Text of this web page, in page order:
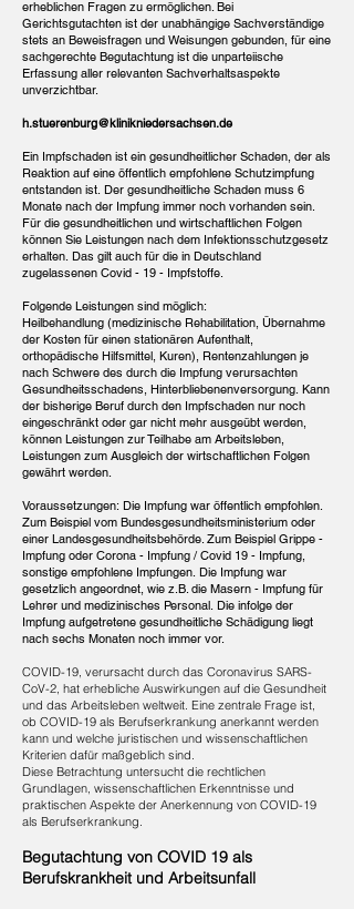
erheblichen Fragen zu ermöglichen. Bei
Gerichtsgutachten ist der unabhängige Sachverständige
stets an Beweisfragen und Weisungen gebunden, für eine
sachgerechte Begutachtung ist die unparteiische
Erfassung aller relevanten Sachverhaltsaspekte
unverzichtbar.
h.stuerenburg@klinikniedersachsen.de
Ein Impfschaden ist ein gesundheitlicher Schaden, der als
Reaktion auf eine öffentlich empfohlene Schutzimpfung
entstanden ist. Der gesundheitliche Schaden muss 6
Monate nach der Impfung immer noch vorhanden sein.
Für die gesundheitlichen und wirtschaftlichen Folgen
können Sie Leistungen nach dem Infektionsschutzgesetz
erhalten. Das gilt auch für die in Deutschland
zugelassenen Covid - 19 - Impfstoffe.
Folgende Leistungen sind möglich:
Heilbehandlung (medizinische Rehabilitation, Übernahme
der Kosten für einen stationären Aufenthalt,
orthopädische Hilfsmittel, Kuren), Rentenzahlungen je
nach Schwere des durch die Impfung verursachten
Gesundheitsschadens, Hinterbliebenenversorgung. Kann
der bisherige Beruf durch den Impfschaden nur noch
eingeschränkt oder gar nicht mehr ausgeübt werden,
können Leistungen zur Teilhabe am Arbeitsleben,
Leistungen zum Ausgleich der wirtschaftlichen Folgen
gewährt werden.
Voraussetzungen: Die Impfung war öffentlich empfohlen.
Zum Beispiel vom Bundesgesundheitsministerium oder
einer Landesgesundheitsbehörde. Zum Beispiel Grippe -
Impfung oder Corona - Impfung / Covid 19 - Impfung,
sonstige empfohlene Impfungen. Die Impfung war
gesetzlich angeordnet, wie z.B. die Masern - Impfung für
Lehrer und medizinisches Personal. Die infolge der
Impfung aufgetretene gesundheitliche Schädigung liegt
nach sechs Monaten noch immer vor.
COVID-19, verursacht durch das Coronavirus SARS-
CoV-2, hat erhebliche Auswirkungen auf die Gesundheit
und das Arbeitsleben weltweit. ​Eine zentrale Frage ist,
ob COVID-19 als Berufserkrankung anerkannt werden
kann und welche juristischen und wissenschaftlichen
Kriterien dafür maßgeblich sind.
Diese Betrachtung untersucht die rechtlichen
Grundlagen, wissenschaftlichen Erkenntnisse und
praktischen Aspekte der Anerkennung von COVID-19
als Berufserkrankung.
Begutachtung von COVID 19 als
Berufskrankheit und Arbeitsunfall